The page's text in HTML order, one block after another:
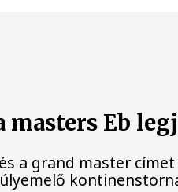
masters Eb
a grand master